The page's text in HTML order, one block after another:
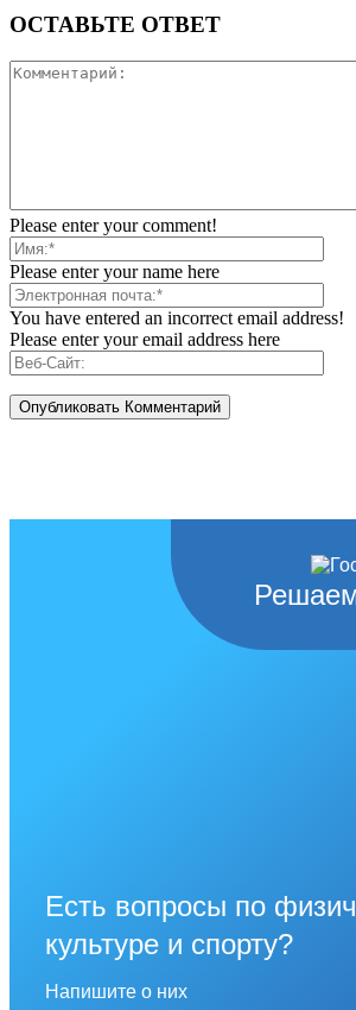
ОСТАВЬТЕ ОТВЕТ
Please enter your comment!
Please enter your name here
You have entered an incorrect email address!
Please enter your email address here
Есть вопросы по
культуре и спорту?
Напишите о них